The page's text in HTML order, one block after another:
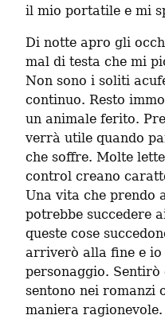
il mio portatile e mi
Di notte apro gli
mal di testa che mi
Non sono i soliti
continuo. Resto
un animale ferito.
verrà utile quando
che soffre. Molte
control creano
Una vita che prendo
potrebbe succedere
queste cose
arriverò alla fine e
personaggio. Sentirò
sentono nei romanzi
maniera ragionevole.